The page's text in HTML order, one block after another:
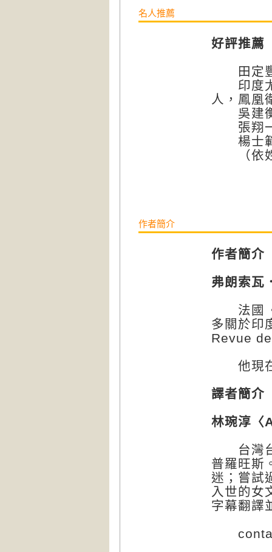
名人推薦
好評推薦
田定豐
印度尤
人，鳳凰
吳建衡
張翔一
楊士範
（依姓
作者簡介
作者簡
弗朗索瓦
法國《
多關於印
Revue
他現在
譯者簡介
林琬淳
台灣台
普羅旺斯
迷；嘗試
入世的女
字幕翻譯